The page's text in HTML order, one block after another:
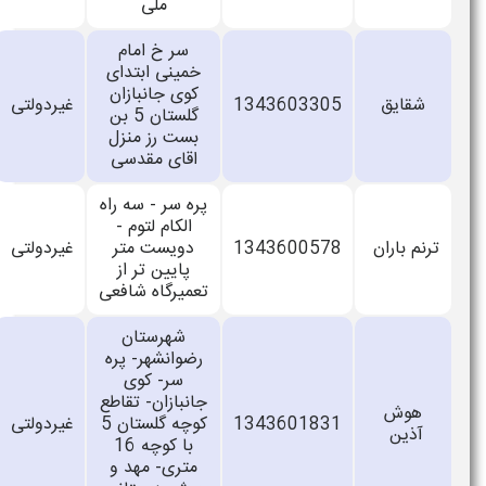
1343603305
خمینی ابتدای
کوی جانبازان
گلستان 5 بن
بست رز منزل
غیردولتی دخترانه
1343600578
پره سر - سه راه
دویست متر
تعمیرگاه شافعی
غیردولتی مختلط
1343601831
رضوانشهر- پره
جانبازان- تقاطع
کوچه گلستان 5 غیردولتی مختلط